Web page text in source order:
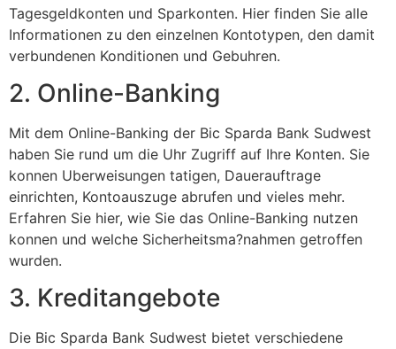
Tagesgeldkonten und Sparkonten. Hier finden Sie alle
Informationen zu den einzelnen Kontotypen, den damit
verbundenen Konditionen und Gebuhren.
2. Online-Banking
Mit dem Online-Banking der Bic Sparda Bank Sudwest
haben Sie rund um die Uhr Zugriff auf Ihre Konten. Sie
konnen Uberweisungen tatigen, Dauerauftrage
einrichten, Kontoauszuge abrufen und vieles mehr.
Erfahren Sie hier, wie Sie das Online-Banking nutzen
konnen und welche Sicherheitsma?nahmen getroffen
wurden.
3. Kreditangebote
Die Bic Sparda Bank Sudwest bietet verschiedene